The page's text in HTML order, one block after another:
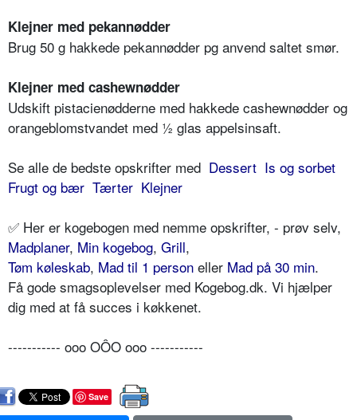
Klejner med pekannødder
Brug 50 g hakkede pekannødder pg anvend saltet smør.
Klejner med cashewnødder
Udskift pistacienødderne med hakkede cashewnødder og
orangeblomstvandet med ½ glas appelsinsaft.
Se alle de bedste opskrifter med Dessert Is og sorbet
Frugt og bær Tærter Klejner
✅ Her er kogebogen med nemme opskrifter, - prøv selv,
Madplaner, Min kogebog, Grill,
Tøm køleskab, Mad til 1 person eller Mad på 30 min.
Få gode smagsoplevelser med Kogebog.dk. Vi hjælper
dig med at få succes i køkkenet.
----------- ooo OÔO ooo -----------
Save